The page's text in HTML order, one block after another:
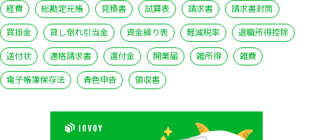
経費
総勘定元帳 見積書 試算表 請求書
請求書封筒
買掛金
貸し倒れ引当金 資金繰り表 軽減税率
退職所得控除
送付状
適格請求書 還付金 開業届 雑所得
雑費
電子帳簿保存法
青色申告 領収書